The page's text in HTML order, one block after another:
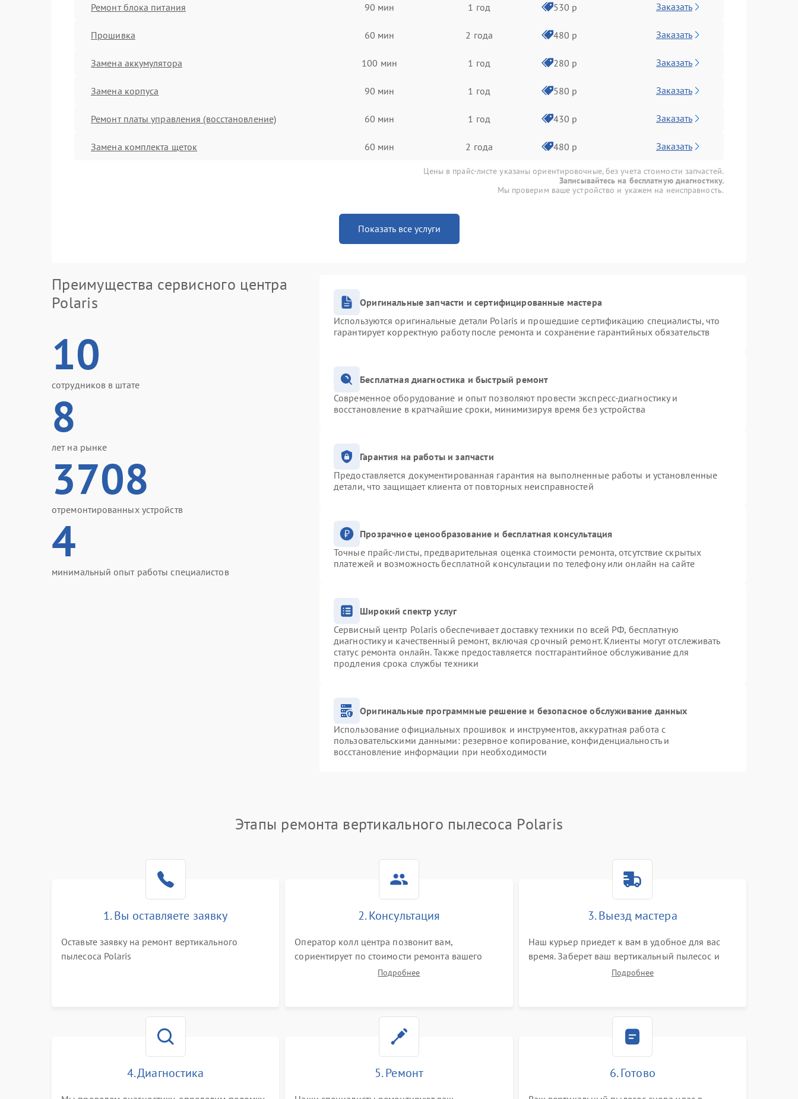
Ремонт блока питания 90 мин 1 год 530 р Заказать
Прошивка 60 мин 2 года 480 р Заказать
Замена аккумулятора 100 мин 1 год 280 р Заказать
Замена корпуса 90 мин 1 год 580 р Заказать
Ремонт платы управления (восстановление) 60 мин 1 год 430 р Заказать
Замена комплекта щеток 60 мин 2 года 480 р Заказать
Цены в прайс-листе указаны ориентировочные, без учета стоимости запчастей.
Записывайтесь на бесплатную диагностику.
Мы проверим ваше устройство и укажем на неисправность.
Показать все услуги
Преимущества сервисного центра
Polaris
10
сотрудников в штате
8
лет на рынке
3708
отремонтированных устройств
4
минимальный опыт работы специалистов
Оригинальные запчасти и сертифицированные мастера
Используются оригинальные детали Polaris и прошедшие сертификацию специалисты, что
гарантирует корректную работу после ремонта и сохранение гарантийных обязательств
Бесплатная диагностика и быстрый ремонт
Современное оборудование и опыт позволяют провести экспресс-диагностику и
восстановление в кратчайшие сроки, минимизируя время без устройства
Гарантия на работы и запчасти
Предоставляется документированная гарантия на выполненные работы и установленные
детали, что защищает клиента от повторных неисправностей
Прозрачное ценообразование и бесплатная консультация
Точные прайс-листы, предварительная оценка стоимости ремонта, отсутствие скрытых
платежей и возможность бесплатной консультации по телефону или онлайн на сайте
Широкий спектр услуг
Сервисный центр Polaris обеспечивает доставку техники по всей РФ, бесплатную
диагностику и качественный ремонт, включая срочный ремонт. Клиенты могут отслеживать
статус ремонта онлайн. Также предоставляется постгарантийное обслуживание для
продления срока службы техники
Оригинальные программные решение и безопасное обслуживание данных
Использование официальных прошивок и инструментов, аккуратная работа с
пользовательскими данными: резервное копирование, конфиденциальность и
восстановление информации при необходимости
Этапы ремонта вертикального пылесоса Polaris
1. Вы оставляете заявку
Оставьте заявку на ремонт вертикального
пылесоса Polaris
2. Консультация
Оператор колл центра позвонит вам,
сориентирует по стоимости ремонта вашего
вертикального пылесоса а также ответит на все
Подробнее
3. Выезд мастера
Наш курьер приедет к вам в удобное для вас
время. Заберет ваш вертикальный пылесос и
привезет на склад для диагностики.
Подробнее
4. Диагностика 5. Ремонт 6. Готово